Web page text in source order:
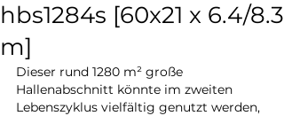
hbs1284s [60x21 x 6.4/8.3
m]
Dieser rund 1280 m² große
Hallenabschnitt könnte im zweiten
Lebenszyklus vielfältig genutzt werden,